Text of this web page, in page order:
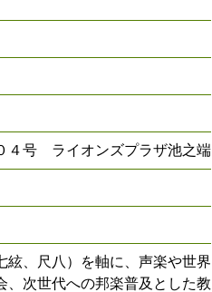
４号 ライオンズプラザ池之端
絃、尺八）を軸に、声楽や世界
、次世代への邦楽普及とした教